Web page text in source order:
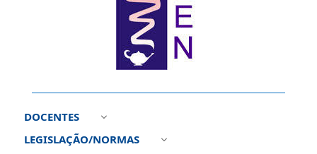
DOCENTES 3
LEGISLAÇÃO/NORMAS 3